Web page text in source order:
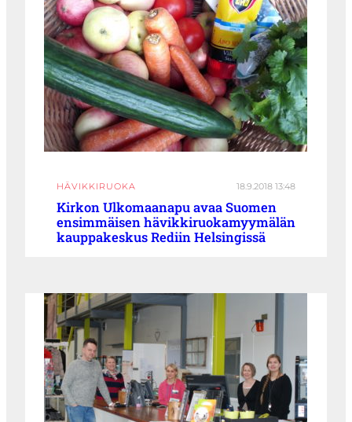
HÄVIKKIRUOKA 18.9.2018 13:48
Kirkon Ulkomaanapu avaa Suomen
ensimmäisen hävikkiruokamyymälän
kauppakeskus Rediin Helsingissä